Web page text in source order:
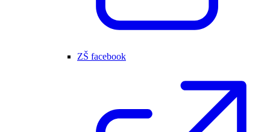
ZŠ facebook